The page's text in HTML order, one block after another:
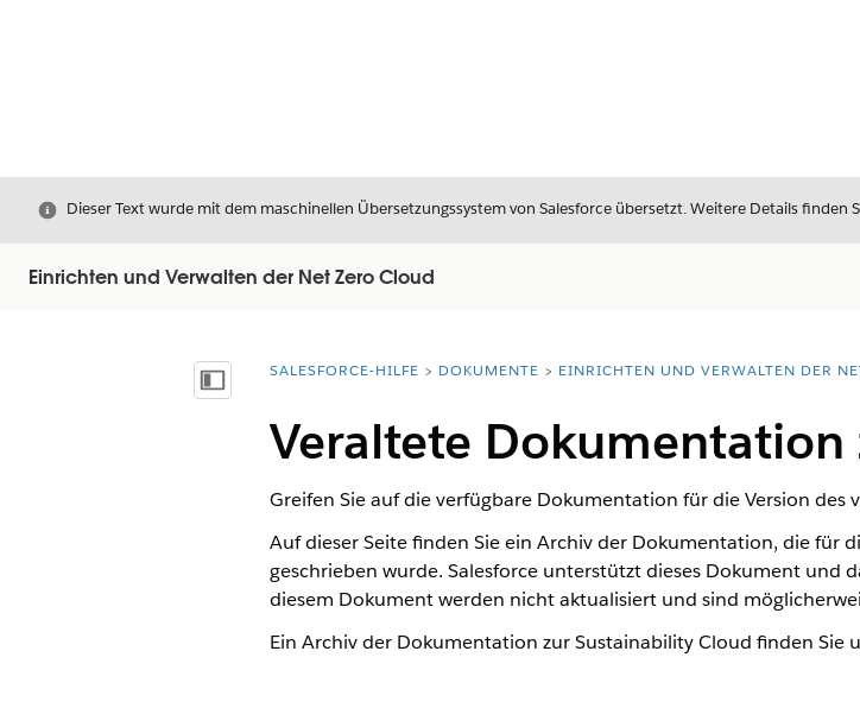
Schließen
Dieser Text wurde mit dem maschinellen Übersetzungssystem von Salesforce übersetzt. Weitere Details finden
Einrichten und Verwalten der Net Zero Cloud
Inhalt anzeigenSie befinden sich hier:
SALESFORCE-HILFE DOKUMENTE EINRICHTEN UND VERWALTEN DER
Veraltete
Greifen Sie auf die verfügbare Dokumentation für die Version des
Auf dieser Seite finden Sie ein Archiv der Dokumentation, die für
geschrieben wurde. Salesforce unterstützt dieses Dokument und
diesem Dokument werden nicht aktualisiert und sind
Ein Archiv der Dokumentation zur Sustainability Cloud finden Sie